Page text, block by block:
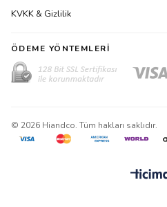
KVKK & Gizlilik
ÖDEME YÖNTEMLERI
© 2026 Hiandco. Tüm hakları saklıdır.